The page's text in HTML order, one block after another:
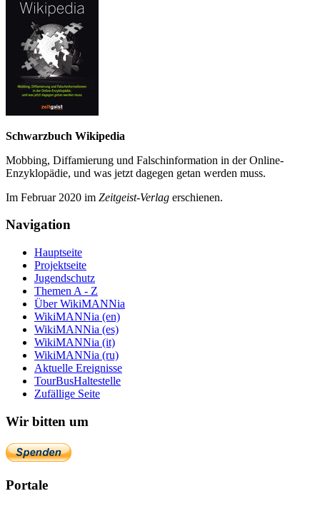
Schwarzbuch Wikipedia
Mobbing, Diffamierung und Falsch­information in der Online-
Enzyklo­pädie, und was jetzt da­gegen getan werden muss.
Im Februar 2020 im Zeit­geist-Verlag erschienen.
Navigation
Hauptseite
Projektseite
Jugendschutz
Themen A - Z
Über WikiMANNia
WikiMANNia (en)
WikiMANNia (es)
WikiMANNia (it)
WikiMANNia (ru)
Aktuelle Ereignisse
TourBusHaltestelle
Zufällige Seite
Wir bitten um
Portale